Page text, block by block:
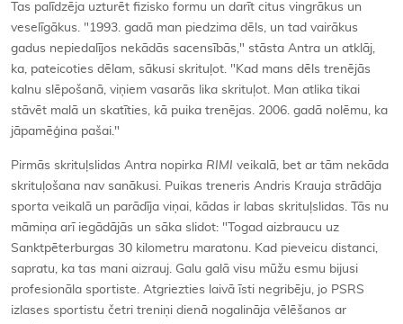
Tas palīdzēja uzturēt fizisko formu un darīt citus vingrākus un
veselīgākus. "1993. gadā man piedzima dēls, un tad vairākus
gadus nepiedalījos nekādās sacensībās," stāsta Antra un atklāj,
ka, pateicoties dēlam, sākusi skrituļot. "Kad mans dēls trenējās
kalnu slēpošanā, viņiem vasarās lika skrituļot. Man atlika tikai
stāvēt malā un skatīties, kā puika trenējas. 2006. gadā nolēmu, ka
jāpamēģina pašai."
Pirmās skrituļslidas Antra nopirka RIMI veikalā, bet ar tām nekāda
skrituļošana nav sanākusi. Puikas treneris Andris Krauja strādāja
sporta veikalā un parādīja viņai, kādas ir labas skrituļslidas. Tās nu
māmiņa arī iegādājās un sāka slidot: "Togad aizbraucu uz
Sanktpēterburgas 30 kilometru maratonu. Kad pieveicu distanci,
sapratu, ka tas mani aizrauj. Galu galā visu mūžu esmu bijusi
profesionāla sportiste. Atgriezties laivā īsti negribēju, jo PSRS
izlases sportistu četri treniņi dienā nogalināja vēlēšanos ar